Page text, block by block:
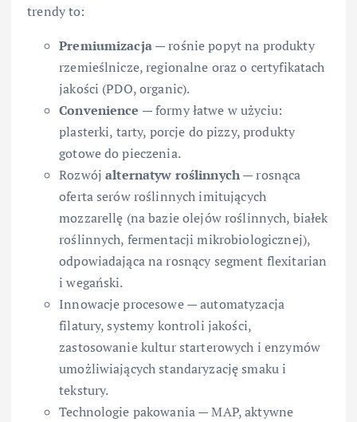
trendy to:
Premiumizacja— rośnie popyt na produkty
rzemieślnicze, regionalne oraz o certyfikatach
jakości (PDO, organic).
Convenience — formy łatwe w użyciu:
plasterki, tarty, porcje do pizzy, produkty
gotowe do pieczenia.
Rozwójalternatyw roślinnych— rosnąca
oferta serów roślinnych imitujących
mozzarellę (na bazie olejów roślinnych, białek
roślinnych, fermentacji mikrobiologicznej),
odpowiadająca na rosnący segment flexitarian
i wegański.
Innowacje procesowe — automatyzacja
filatury, systemy kontroli jakości,
zastosowanie kultur starterowych i enzymów
umożliwiających standaryzację smaku i
tekstury.
Technologie pakowania — MAP, aktywne